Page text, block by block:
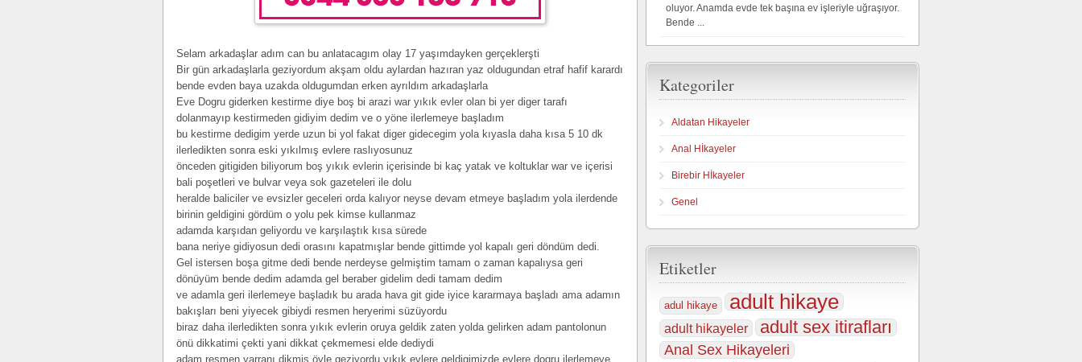
Selam arkadaşlar adım can bu anlatacagım olay 17 yaşımdayken gerçeklerşti
Bir gün arkadaşlarla geziyordum akşam oldu aylardan hazıran yaz oldugundan etraf hafif karardı
bende evden baya uzakda oldugumdan erken ayrıldım arkadaşlarla
Eve Dogru giderken kestirme diye boş bi arazi war yıkık evler olan bi yer diger tarafı
dolanmayıp kestirmeden gidiyim dedim ve o yöne ilerlemeye başladım
bu kestirme dedigim yerde uzun bi yol fakat diger gidecegim yola kıyasla daha kısa 5 10 dk
ilerledikten sonra eski yıkılmış evlere raslıyosunuz
önceden gitigiden biliyorum boş yıkık evlerin içerisinde bi kaç yatak ve koltuklar war ve içerisi
bali poşetleri ve bulvar veya sok gazeteleri ile dolu
heralde baliciler ve evsizler geceleri orda kalıyor neyse devam etmeye başladım yola ilerdende
birinin geldigini gördüm o yolu pek kimse kullanmaz
adamda karşıdan geliyordu ve karşılaştık kısa sürede
bana neriye gidiyosun dedi orasını kapatmışlar bende gittimde yol kapalı geri döndüm dedi.
Gel istersen boşa gitme dedi bende nerdeyse gelmiştim tamam o zaman kapalıysa geri
dönüyüm bende dedim adamda gel beraber gidelim dedi tamam dedim
ve adamla geri ilerlemeye başladık bu arada hava git gide iyice kararmaya başladı ama adamın
bakışları beni yiyecek gibiydi resmen heryerimi süzüyordu
biraz daha ilerledikten sonra yıkık evlerin oruya geldik zaten yolda gelirken adam pantolonun
önü dikkatimi çekti yani dikkat çekmemesi elde dediydi
adam resmen yarranı dikmiş öyle geziyordu yıkık evlere geldigimizde evlere dogru ilerlemeye
oluyor. Anamda evde tek başına ev işleriyle uğraşıyor.
Bende ...
Kategoriler
Aldatan Hikayeler
Anal Hİkayeler
Birebir Hİkayeler
Genel
Etiketler
adul hikaye adult hikaye
adult hikayeler adult sex itirafları
Anal Sex Hikayeleri